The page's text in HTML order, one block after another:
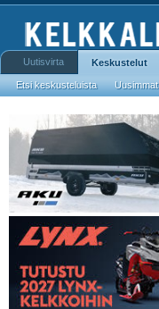
Uutisvirta Keskustelut
Etsi keskusteluista